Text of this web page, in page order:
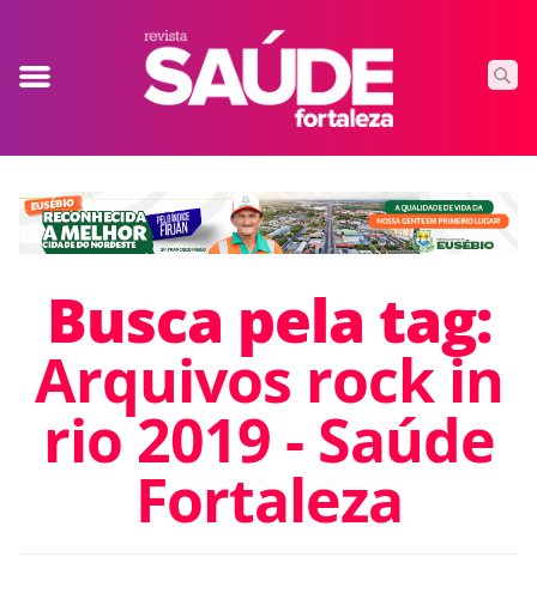
Busca pela tag:
Arquivos rock in
rio 2019 - Saúde
Fortaleza